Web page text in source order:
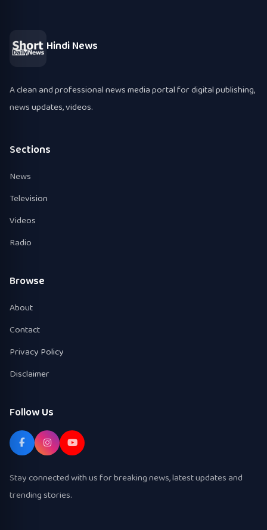
Hindi News
A clean and professional news media portal for digital publishing,
news updates, videos.
Sections
News
Television
Videos
Radio
Browse
About
Contact
Privacy Policy
Disclaimer
Follow Us
Stay connected with us for breaking news, latest updates and
trending stories.